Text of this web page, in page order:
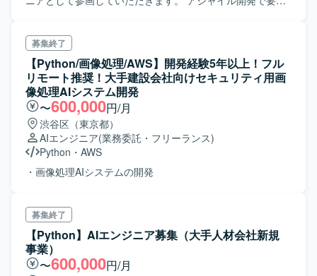
す。 IoTカメラの選定・設置方法〜クラウドまで、トータル
の設計・構築をお願いする予定です。
募集終了
【Python/画像処理/AWS】開発経験5年以上！フル
リモート推奨！大手建設会社向けセキュリティ用画
像処理AIシステム開発
〜600,000円/月
渋谷区（東京都）
AIエンジニア(業務委託・フリーランス)
Python ・ AWS
・画像処理AIシステムの開発
募集終了
【Python】AIエンジニア募集（大手人材会社新規
事業）
〜600,000円/月